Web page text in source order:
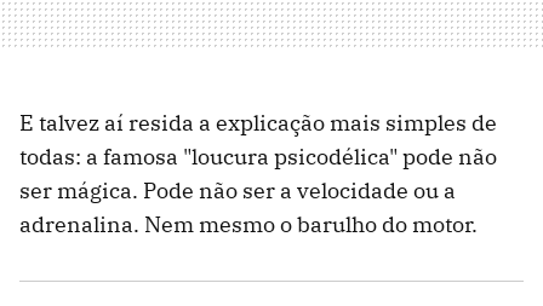
E talvez aí resida a explicação mais simples de
todas: a famosa "loucura psicodélica" pode não
ser mágica. Pode não ser a velocidade ou a
adrenalina. Nem mesmo o barulho do motor.